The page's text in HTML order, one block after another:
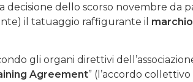
decisione dello scorso novembre da
il tatuaggio raffigurante il marchio
gli organi direttivi
Agreement” (l’accordo